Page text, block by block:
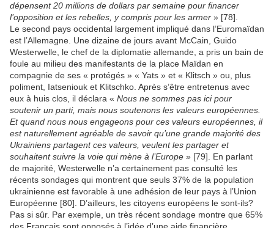
dépensent 20 millions de dollars par semaine pour financer
l’opposition et les rebelles, y compris pour les armer » [78].
Le second pays occidental largement impliqué dans l’Euromaïdan
est l’Allemagne. Une dizaine de jours avant McCain, Guido
Westerwelle, le chef de la diplomatie allemande, a pris un bain de
foule au milieu des manifestants de la place Maïdan en
compagnie de ses « protégés » « Yats » et « Klitsch » ou, plus
poliment, Iatseniouk et Klitschko. Après s’être entretenus avec
eux à huis clos, il déclara « Nous ne sommes pas ici pour
soutenir un parti, mais nous soutenons les valeurs européennes.
Et quand nous nous engageons pour ces valeurs européennes, il
est naturellement agréable de savoir qu’une grande majorité des
Ukrainiens partagent ces valeurs, veulent les partager et
souhaitent suivre la voie qui mène à l’Europe » [79]. En parlant
de majorité, Westerwelle n’a certainement pas consulté les
récents sondages qui montrent que seuls 37% de la population
ukrainienne est favorable à une adhésion de leur pays à l’Union
Européenne [80]. D’ailleurs, les citoyens européens le sont-ils?
Pas si sûr. Par exemple, un très récent sondage montre que 65%